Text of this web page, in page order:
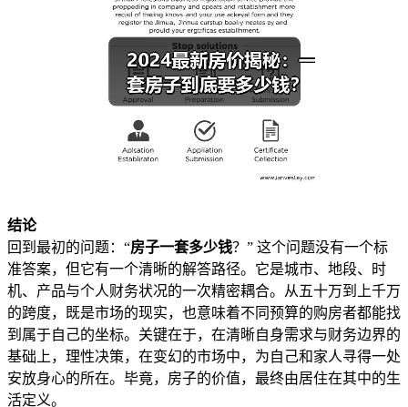
结论
回到最初的问题：“房子一套多少钱？” 这个问题没有一个标
准答案，但它有一个清晰的解答路径。它是城市、地段、时
机、产品与个人财务状况的一次精密耦合。从五十万到上千万
的跨度，既是市场的现实，也意味着不同预算的购房者都能找
到属于自己的坐标。关键在于，在清晰自身需求与财务边界的
基础上，理性决策，在变幻的市场中，为自己和家人寻得一处
安放身心的所在。毕竟，房子的价值，最终由居住在其中的生
活定义。